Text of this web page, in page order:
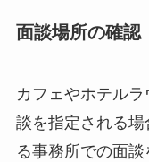
面談場所の確認
カフェやホテル
談を指定される
る事務所での面談